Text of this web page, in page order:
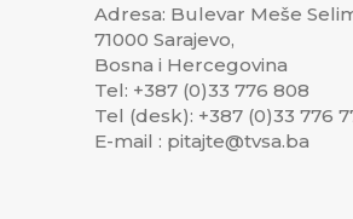
Adresa: Bulevar Meše
71000 Sarajevo,
Bosna i Hercegovina
Tel: +387 (0)33 776 808
Tel (desk): +387 (0)33 776
E-mail : pitajte@tvsa.ba